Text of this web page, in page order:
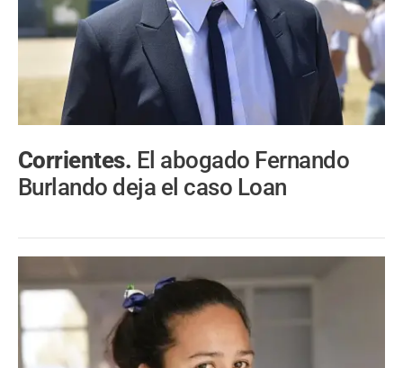
Corrientes. El abogado Fernando
Burlando deja el caso Loan